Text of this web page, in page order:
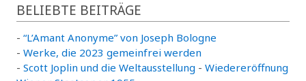
BELIEBTE BEITRÄGE
- “L’Amant Anonyme” von Joseph Bologne
- Werke, die 2023 gemeinfrei werden
- Scott Joplin und die Weltausstellung - Wiedereröffnung